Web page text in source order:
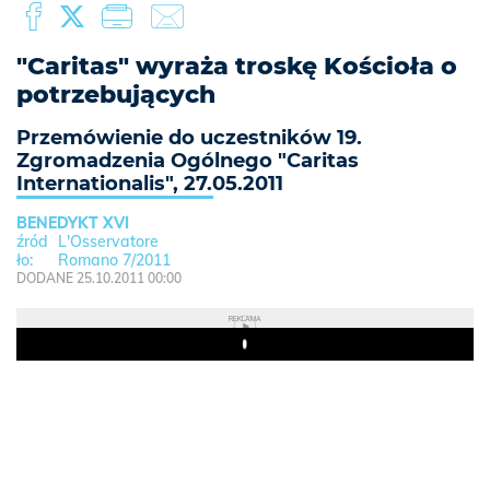
"Caritas" wyraża troskę Kościoła o
potrzebujących
Przemówienie do uczestników 19.
Zgromadzenia Ogólnego "Caritas
Internationalis", 27.05.2011
BENEDYKT XVI
L'Osservatore
Romano 7/2011
DODANE 25.10.2011 00:00
REKLAMA
Play